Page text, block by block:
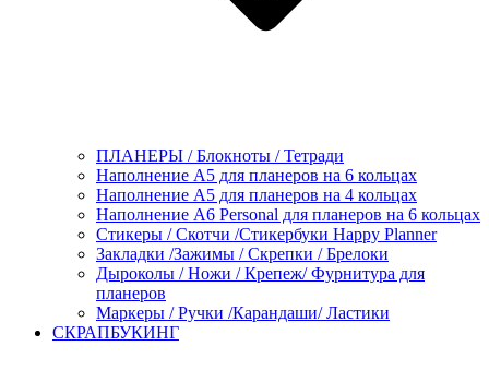
ПЛАНЕРЫ / Блокноты / Тетради
Наполнение А5 для планеров на 6 кольцах
Наполнение А5 для планеров на 4 кольцах
Наполнение А6 Personal для планеров на 6 кольцах
Стикеры / Скотчи /Стикербуки Happy Planner
Закладки /Зажимы / Скрепки / Брелоки
Дыроколы / Ножи / Крепеж/ Фурнитура для
планеров
Маркеры / Ручки /Карандаши/ Ластики
СКРАПБУКИНГ